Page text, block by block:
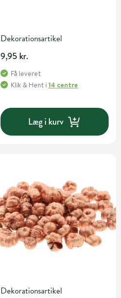
Dekorationsartikel
9,95 kr.
Få leveret
Klik & Hent i14 centre
Læg i kurv
Dekorationsartikel